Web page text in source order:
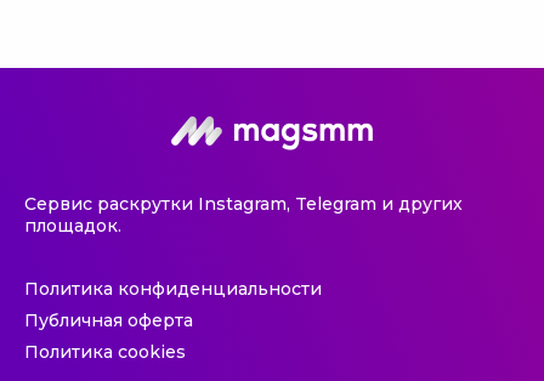
Сервис раскрутки Instagram, Telegram и других
площадок.
Политика конфиденциальности
Публичная оферта
Политика cookies